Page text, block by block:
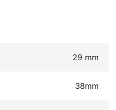
o isolamento interno.
29 mm
38mm